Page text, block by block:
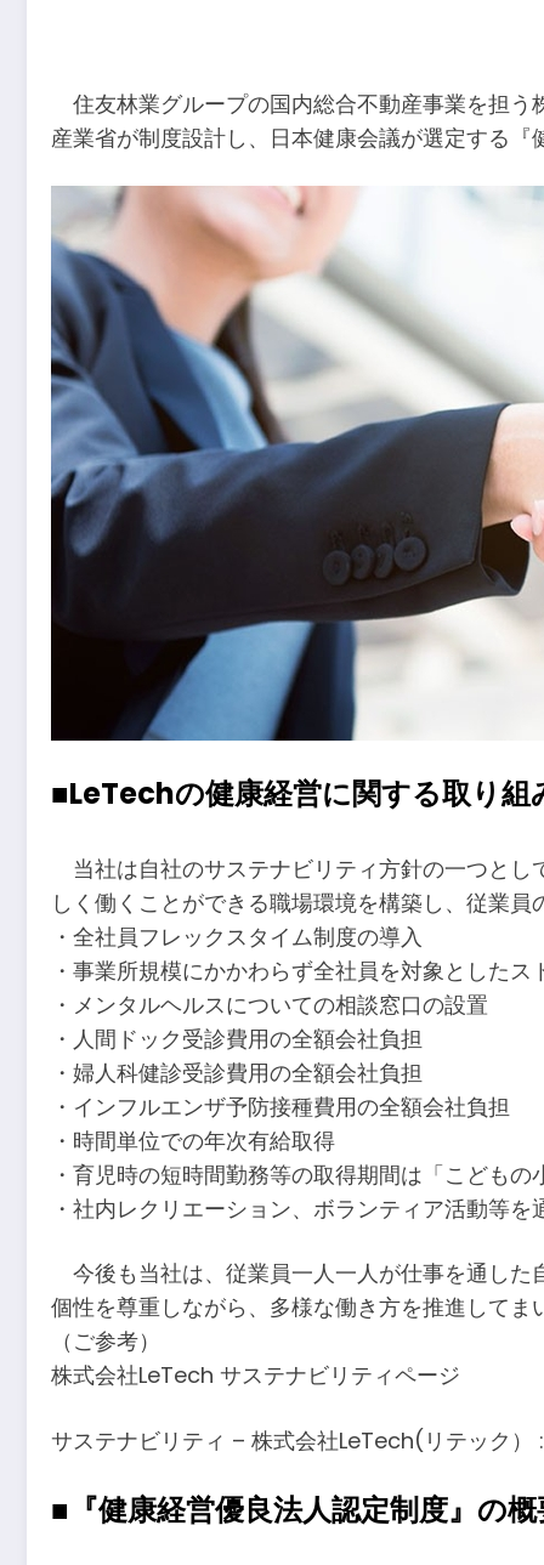
住友林業グループの国内総合不動産事業を担う
産業省が制度設計し、日本健康会議が選定する
■LeTechの健康経営に関する取り組
当社は自社のサステナビリティ方針の一つとし
しく働くことができる職場環境を構築し、従業
・全社員フレックスタイム制度の導入
・事業所規模にかかわらず全社員を対象とした
・メンタルヘルスについての相談窓口の設置
・人間ドック受診費用の全額会社負担
・婦人科健診受診費用の全額会社負担
・インフルエンザ予防接種費用の全額会社負担
・時間単位での年次有給取得
・育児時の短時間勤務等の取得期間は「こども
・社内レクリエーション、ボランティア活動等
今後も当社は、従業員一人一人が仕事を通した
個性を尊重しながら、多様な働き方を推進してま
（ご参考）
株式会社LeTech サステナビリティページ
サステナビリティ – 株式会社LeTech(リテック） :
■『健康経営優良法人認定制度』の